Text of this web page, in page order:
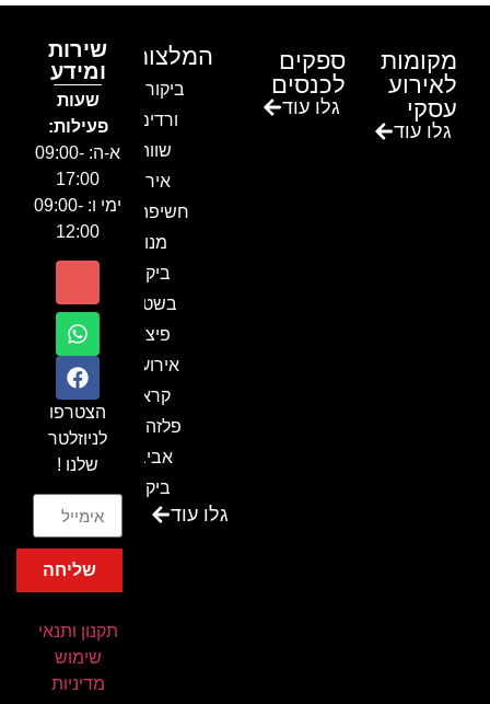
מקומות
לאירוע
עסקי
גלו עוד
ספקים
לכנסים
גלו עוד
המלצות
ביקור בגן
ורדים –
שווה!!
אירוע
חשיפה- זיו
מנור
ביקור
בשטח-
פיצ'ר
אירועים
קראון
פלזה תל
אביב-
ביקור
בכנסגלו עוד
שירות
ומידע
שעות
פעילות:
א-ה: 09:00-
17:00
ימי ו: 09:00-
12:00
הצטרפו
לניוזלטר
שלנו !
שליחה
תקנון ותנאי
שימוש
מדיניות